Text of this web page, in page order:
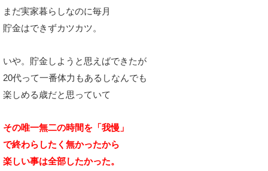
まだ実家暮らしなのに毎月
貯金はできずカツカツ。
いや。貯金しようと思えばできたが
20代って一番体力もあるしなんでも
楽しめる歳だと思っていて
その唯一無二の時間を「我慢」
で終わらしたく無かったから
楽しい事は全部したかった。